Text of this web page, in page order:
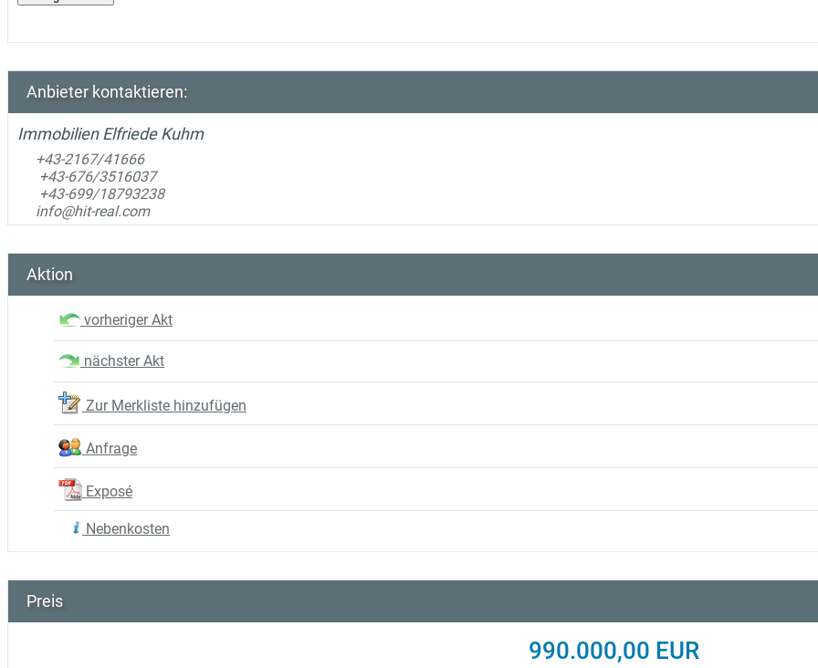
Anbieter kontaktieren:
Immobilien Elfriede Kuhm
+43-2167/41666
+43-676/3516037
+43-699/18793238
info@hit-real.com
Aktion
vorheriger Akt
nächster Akt
Zur Merkliste hinzufügen
Anfrage
Exposé
Nebenkosten
Preis
990.000,00 EUR